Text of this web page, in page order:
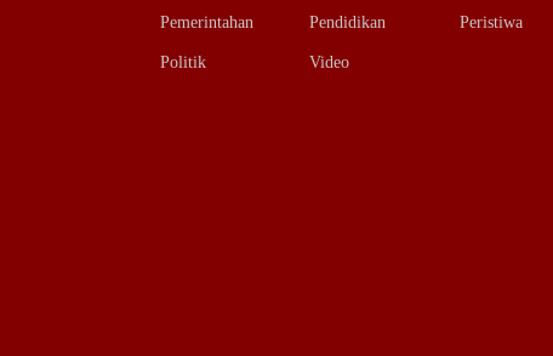
Pemerintahan Pendidikan Peristiwa
Politik Video